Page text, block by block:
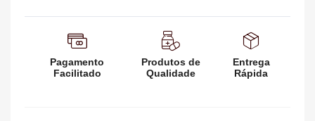
Pagamento
Facilitado
Produtos de
Qualidade
Entrega
Rápida